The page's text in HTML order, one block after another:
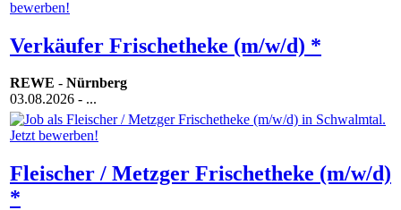
Verkäufer Frischetheke (m/w/d) *
REWE - Nürnberg
03.08.2026 - ...
Fleischer / Metzger Frischetheke (m/w/d)
*